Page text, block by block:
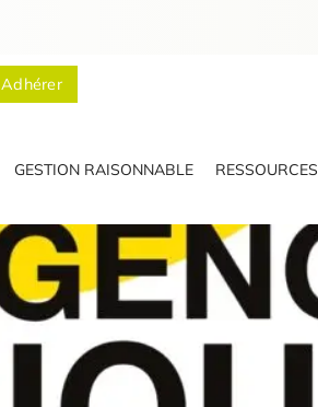
Adhérer
GESTION RAISONNABLE RESSOURCES